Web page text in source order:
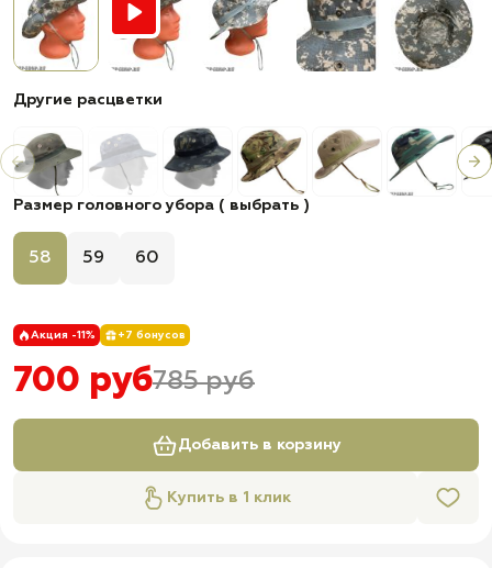
Другие расцветки
Размер головного убора ( выбрать )
58 59 60
Акция -11% +7 бонусов
700 руб785 руб
Добавить в корзину
Купить в 1 клик